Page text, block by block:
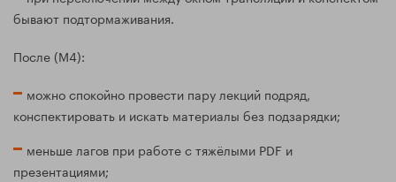
бывают подтормаживания.
После (M4):
можно спокойно провести пару лекций подряд,
конспектировать и искать материалы без подзарядки;
меньше лагов при работе с тяжёлыми PDF и
презентациями;